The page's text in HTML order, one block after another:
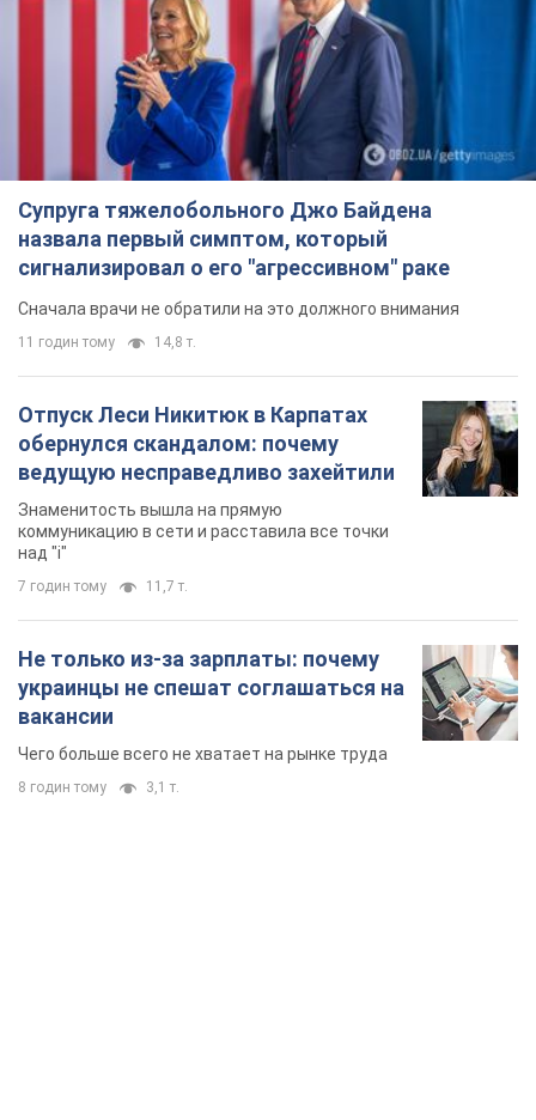
Супруга тяжелобольного Джо Байдена
назвала первый симптом, который
сигнализировал о его "агрессивном" раке
Сначала врачи не обратили на это должного внимания
11 годин тому 14,8 т.
Отпуск Леси Никитюк в Карпатах
обернулся скандалом: почему
ведущую несправедливо захейтили
Знаменитость вышла на прямую
коммуникацию в сети и расставила все точки
над "i"
7 годин тому 11,7 т.
Не только из-за зарплаты: почему
украинцы не спешат соглашаться на
вакансии
Чего больше всего не хватает на рынке труда
8 годин тому 3,1 т.